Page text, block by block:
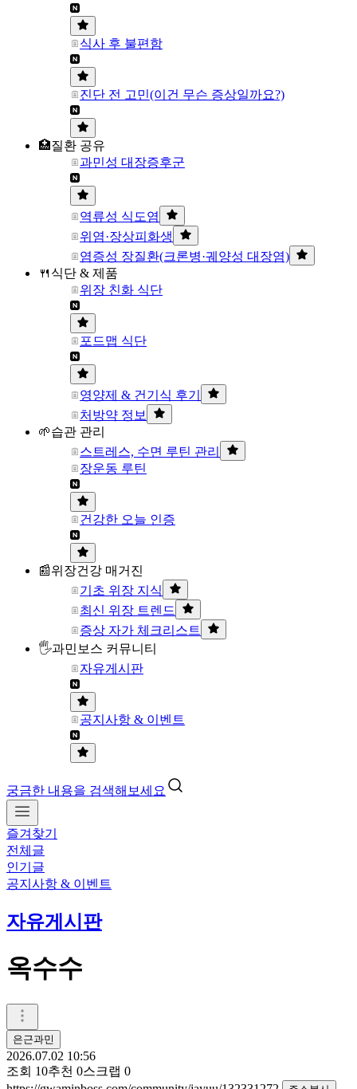
식사 후 불편함
진단 전 고민(이건 무슨 증상일까요?)
🏥질환 공유
과민성 대장증후군
역류성 식도염
위염·장상피화생
염증성 장질환(크론병·궤양성 대장염)
🍴식단 & 제품
위장 친화 식단
포드맵 식단
영양제 & 건기식 후기
처방약 정보
🌱습관 관리
스트레스, 수면 루틴 관리
장운동 루틴
건강한 오늘 인증
📰위장건강 매거진
기초 위장 지식
최신 위장 트렌드
증상 자가 체크리스트
🖐과민보스 커뮤니티
자유게시판
공지사항 & 이벤트
궁금한 내용을 검색해보세요
즐겨찾기
전체글
인기글
공지사항 & 이벤트
자유게시판
옥수수
은근과민
2026.07.02 10:56
조회 10추천 0스크랩 0